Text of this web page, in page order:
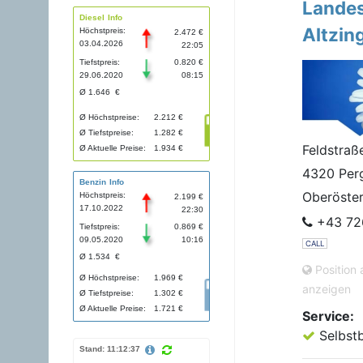
Diesel Info
Höchstpreis:
03.04.2026
2.472 €
22:05
Tiefstpreis:
29.06.2020
0.820 €
08:15
Ø 1.646 €
Ø Höchstpreise:
Ø Tiefstpreise:
Ø Aktuelle Preise:
2.212 €
1.282 €
1.934 €
Benzin Info
Höchstpreis:
17.10.2022
2.199 €
22:30
Tiefstpreis:
09.05.2020
0.869 €
10:16
Ø 1.534 €
Ø Höchstpreise:
Ø Tiefstpreise:
Ø Aktuelle Preise:
1.969 €
1.302 €
1.721 €
Stand: 11:12:37
4320
+43
CALL
Position
anzeigen
Service: